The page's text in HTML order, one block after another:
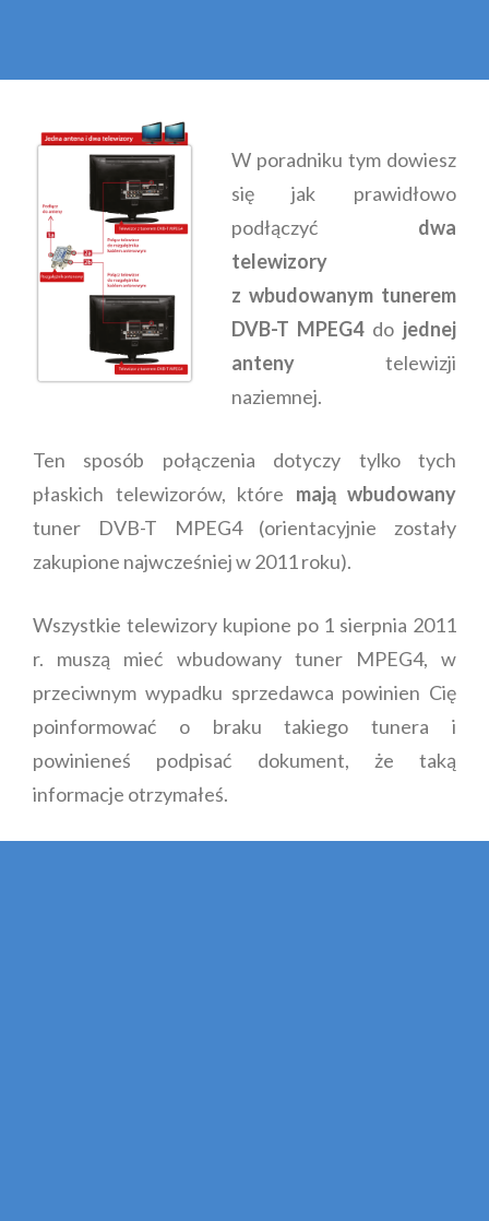
W poradniku tym dowiesz
się jak prawidłowo
podłączyć dwa
telewizory
z wbudowanym tunerem
DVB-T MPEG4do jednej
antenytelewizji
naziemnej.
Ten sposób połączenia dotyczy tylko tych
płaskich telewizorów, które mają wbudowany
tuner DVB-T MPEG4 (orientacyjnie zostały
zakupione najwcześniej w 2011 roku).
Wszystkie telewizory kupione po 1 sierpnia 2011
r. muszą mieć wbudowany tuner MPEG4, w
przeciwnym wypadku sprzedawca powinien Cię
poinformować o braku takiego tunera i
powinieneś podpisać dokument, że taką
informacje otrzymałeś.